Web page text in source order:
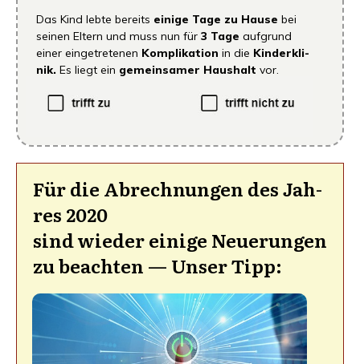
Das Kind leb­te bereits eini­ge Tage zu Hau­se bei
sei­nen Eltern und muss nun für 3 Tage auf­grund
einer ein­ge­tre­te­nen Kom­pli­ka­ti­on in die Kin­der­kli­
nik. Es liegt ein gemein­sa­mer Haus­halt vor.
Für die Abrech­nun­gen des Jah­
res 2020
sind wie­der eini­ge Neue­run­gen
zu beach­ten — Unser Tipp: